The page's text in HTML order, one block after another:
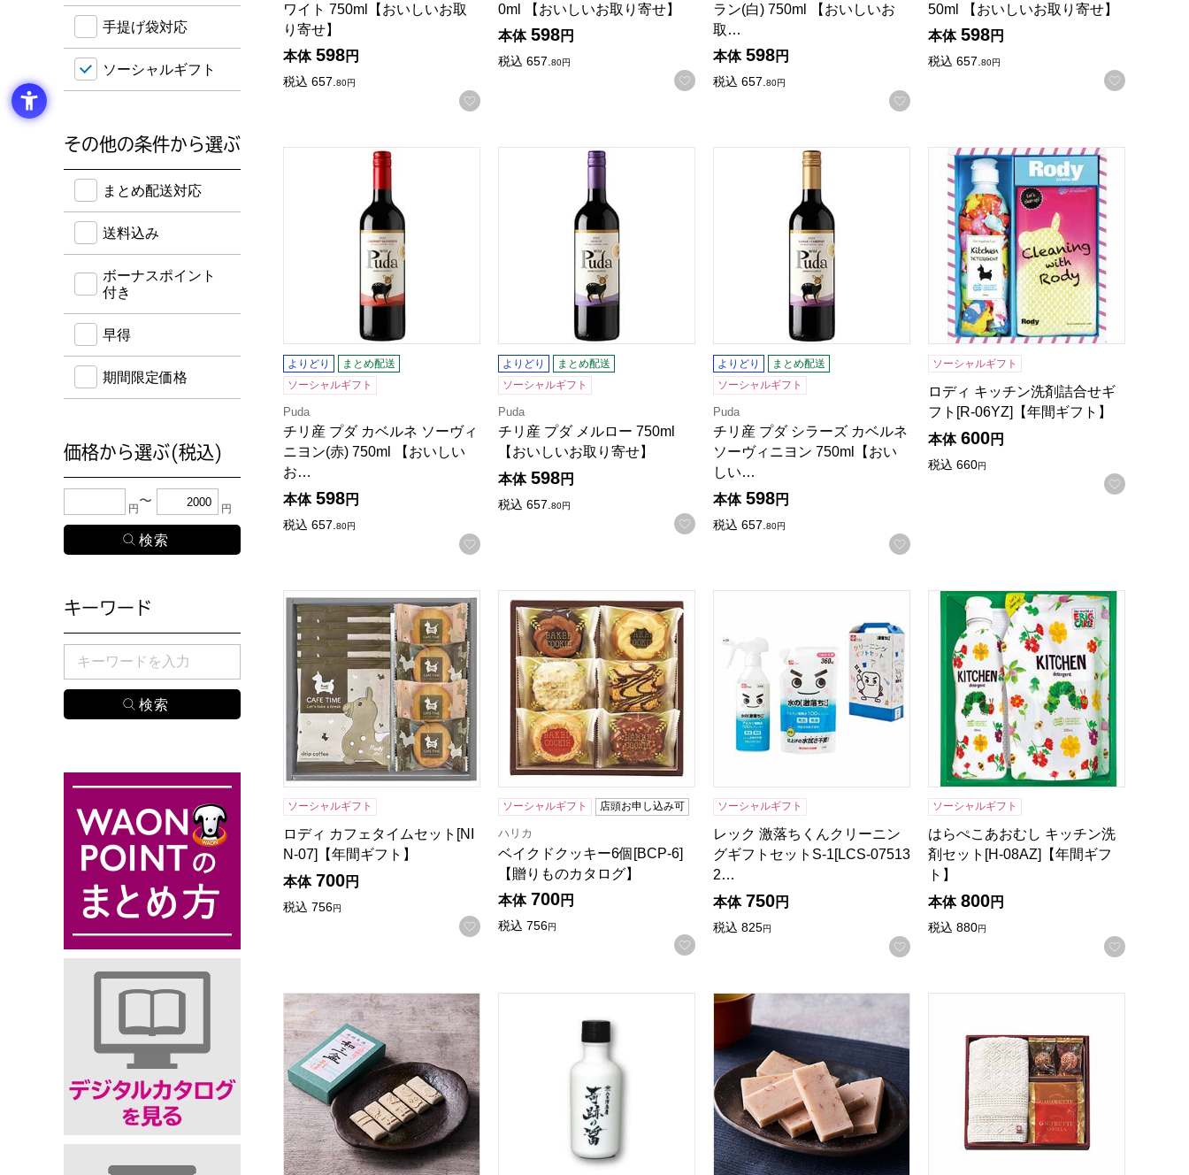
ワイト 750ml【おいしいお取
り寄せ】
本体 598円
税込 657.80円
お気に入りに登録する
0ml 【おいしいお取り寄せ】
本体 598円
税込 657.80円
お気に入りに登録する
ラン(白) 750ml 【おいしいお
取…
本体 598円
税込 657.80円
お気に入りに登録する
50ml 【おいしいお取り寄せ】
本体 598円
税込 657.80円
お気に入
チリ産 プダ カベルネ ソーヴィニヨン(赤) 750ml 【おいしいお取り寄せ】
よりどり
まとめ配送
ソーシャルギフト
Puda
チリ産 プダ カベルネ ソーヴィ
ニヨン(赤) 750ml 【おいしい
お…
本体 598円
税込 657.80円
お気に入りに登録する
チリ産 プダ メルロー 750ml【おいしいお取り寄せ】
よりどり
まとめ配送
ソーシャルギフト
Puda
チリ産 プダ メルロー 750ml
【おいしいお取り寄せ】
本体 598円
税込 657.80円
お気に入りに登録する
チリ産 プダ シラーズ カベルネ ソーヴィニヨン 750ml【おいしいお取り寄
よりどり
まとめ配送
ソーシャルギフト
Puda
チリ産 プダ シラーズ カベルネ
ソーヴィニヨン 750ml【おい
しい…
本体 598円
税込 657.80円
お気に入りに登録する
ロディ キッチン洗剤詰合せギフト[R-
ソーシャルギフト
ロディ キッチン洗剤詰合せギ
フト[R-06YZ]【年間ギフト】
本体 600円
税込 660円
お気に入
ロディ カフェタイムセット[NIN-07]【年間ギフト】
ソーシャルギフト
ロディ カフェタイムセット[NI
N-07]【年間ギフト】
本体 700円
税込 756円
お気に入りに登録する
ベイクドクッキー6個[BCP-6]【贈りものカタログ】
ソーシャルギフト 店頭お申し込み可
ハリカ
ベイクドクッキー6個[BCP-6]
【贈りものカタログ】
本体 700円
税込 756円
お気に入りに登録する
レック 激落ちくんクリーニングギフトセットS-1[LCS-0751325]【年間ギ
ソーシャルギフト
レック 激落ちくんクリーニン
グギフトセットS-1[LCS-07513
2…
本体 750円
税込 825円
お気に入りに登録する
はらぺこあおむし キッチン洗剤セット
ソーシャルギフト
はらぺこあおむし キッチン洗
剤セット[H-08AZ]【年間ギフ
ト】
本体 800円
税込 880円
お気に入
小男鹿本舗 冨士屋 和三盆 小箱【年間ギフト】八木澤商店 奇跡の醤(ひしお) 150ml【おいしいお取り寄せ】
小男鹿本舗 冨士屋 紫雲石 6個入【年間ギフト】
手提げ袋対応
ソーシャルギフト
その他の条件から選ぶ
送料込み・ボーナスポイント付き・早得・期間限定商品から絞り込むことができます。
まとめ配送対応
送料込み
ボーナスポイント
付き
早得
期間限定価格
価格から選ぶ(税込)
下限金額・上限金額のどちらか１つまたは両方に、検索したい金額を入力してください。
円 円
キーワード
検索したい商品のキーワードを入力してください。